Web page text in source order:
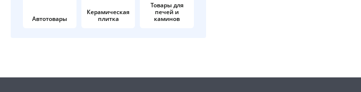
Автотовары
Керамическая
плитка
Товары для
печей и
каминов